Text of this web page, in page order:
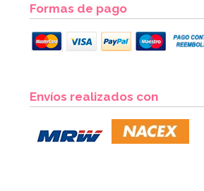
Formas de pago
Envíos realizados con